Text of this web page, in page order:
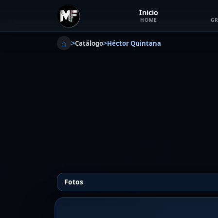
Inicio
HOME
⌂ >Catálogo>Héctor Quintana
Fotos